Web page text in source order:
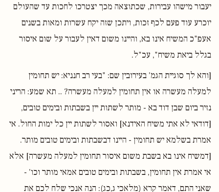
יעבור מישהו עבירות, שכתוצאה מכך יצטרכו לחכות עד שהעולם
יוכרע עוד פעם לכף זכות, ויתכן שזה יקח עשרות ומאות בשנים
אעפ"כ המשיח אינו בא, והיינו משום דאין לעבור על שום איסור
בגלל ביאת משיח", עכ"ל.
[והא לך סוגיית הגמ' בעירובין שם: "בעי רב חנניא: יש תחומין
למעלה מעשרה או אין תחומין למעלה מעשרה? .. תא שמע: הריני
נזיר ביום שבן דוד בא - מותר לשתות יין בשבתות ובימים טובים,
[דודאי לא אתי משיח האידנא] ואסור לשתות יין כל ימות החול. אי
אמרת בשלמא יש תחומין - היינו דבשבתות ובימים טובים מותר.
[דמשיח אינו בא בשבת משום איסור תחומין למעלה מעשרה] אלא
אי אמרת אין תחומין, בשבתות ובימים טובים אמאי מותר וכו' -
שאני התם, דאמר קרא (מלאכי ג,כג): הנה אנכי שלח לכם את